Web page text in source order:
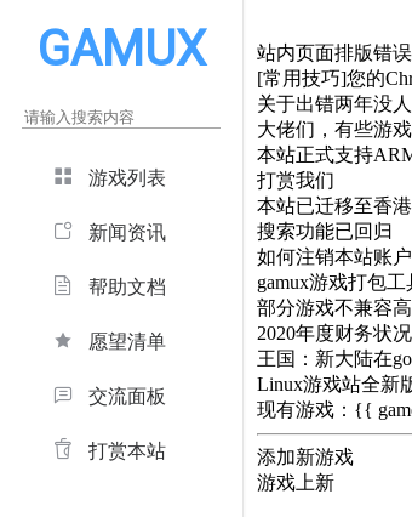
GAMUX
游戏列表
新闻资讯
帮助文档
愿望清单
交流面板
打赏本站
站内页面排版错
[常用技巧]您的
关于出错两年没
大佬们，有些游
本站正式支持
打赏我们
本站已迁移至香
搜索功能已回归
如何注销本站账户
gamux游戏打包
部分游戏不兼容
2020年度财务状
王国：新大陆在
Linux游戏站全新
现有游戏：{{
添加新游戏
游戏上新